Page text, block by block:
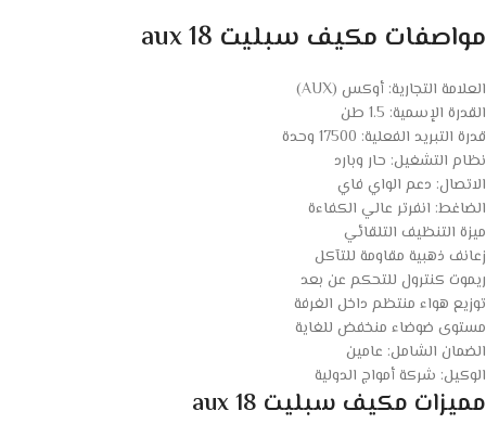
مواصفات مكيف سبليت aux 18
العلامة التجارية: أوكس (AUX)
القدرة الإسمية: 1.5 طن
قدرة التبريد الفعلية: 17500 وحدة
نظام التشغيل: حار وبارد
الاتصال: دعم الواي فاي
الضاغط: انفرتر عالي الكفاءة
ميزة التنظيف التلقائي
زعانف ذهبية مقاومة للتآكل
ريموت كنترول للتحكم عن بعد
توزيع هواء منتظم داخل الغرفة
مستوى ضوضاء منخفض للغاية
الضمان الشامل: عامين
الوكيل: شركة أمواج الدولية
مميزات مكيف سبليت aux 18